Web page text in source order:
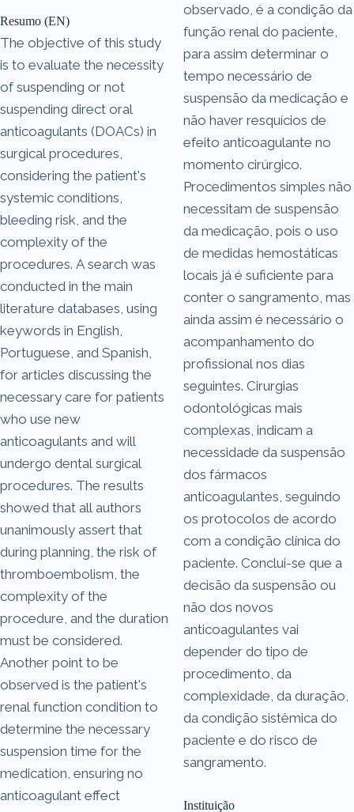
Resumo (EN)
The objective of this study
is to evaluate the necessity
of suspending or not
suspending direct oral
anticoagulants (DOACs) in
surgical procedures,
considering the patient's
systemic conditions,
bleeding risk, and the
complexity of the
procedures. A search was
conducted in the main
literature databases, using
keywords in English,
Portuguese, and Spanish,
for articles discussing the
necessary care for patients
who use new
anticoagulants and will
undergo dental surgical
procedures. The results
showed that all authors
unanimously assert that
during planning, the risk of
thromboembolism, the
complexity of the
procedure, and the duration
must be considered.
Another point to be
observed is the patient's
renal function condition to
determine the necessary
suspension time for the
medication, ensuring no
anticoagulant effect
observado, é a condição da
função renal do paciente,
para assim determinar o
tempo necessário de
suspensão da medicação e
não haver resquícios de
efeito anticoagulante no
momento cirúrgico.
Procedimentos simples não
necessitam de suspensão
da medicação, pois o uso
de medidas hemostáticas
locais já é suficiente para
conter o sangramento, mas
ainda assim é necessário o
acompanhamento do
profissional nos dias
seguintes. Cirurgias
odontológicas mais
complexas, indicam a
necessidade da suspensão
dos fármacos
anticoagulantes, seguindo
os protocolos de acordo
com a condição clínica do
paciente. Conclui-se que a
decisão da suspensão ou
não dos novos
anticoagulantes vai
depender do tipo de
procedimento, da
complexidade, da duração,
da condição sistêmica do
paciente e do risco de
sangramento.
Instituição